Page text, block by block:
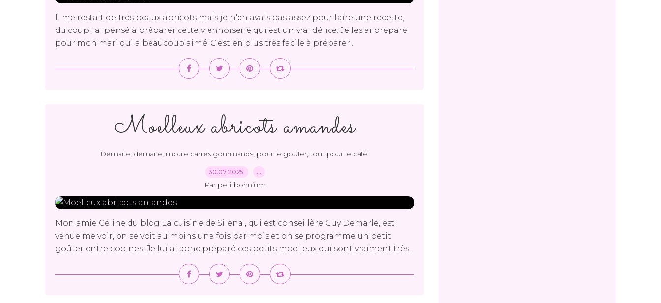
Il me restait de très beaux abricots mais je n'en avais pas assez pour faire une recette,
du coup j'ai pensé à préparer cette viennoiserie qui est un vrai délice. Je les ai préparé
pour mon mari qui a beaucoup aimé. C'est en plus très facile à préparer...
Moelleux abricots amandes
Demarle, demarle, moule carrés gourmands, pour le goûter,tout pour le café!
30.07.2025 …
Par petitbohnium
Mon amie Céline du blog La cuisine de Silena , qui est conseillère Guy Demarle, est
venue me voir, on se voit au moins une fois par mois et on se programme un petit
goûter entre copines. Je lui ai donc préparé ces petits moelleux qui sont vraiment très...